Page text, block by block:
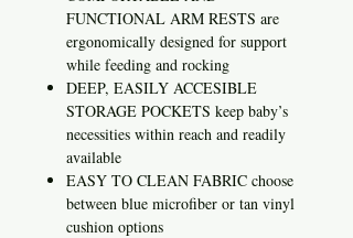
FUNCTIONAL ARM RESTS are
ergonomically designed for support
while feeding and rocking
DEEP, EASILY ACCESIBLE
STORAGE POCKETS keep baby’s
necessities within reach and readily
available
EASY TO CLEAN FABRIC choose
between blue microfiber or tan vinyl
cushion options